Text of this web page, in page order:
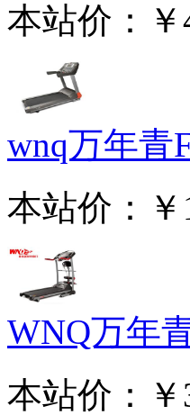
本站价：
wnq万年青
本站价：
WNQ万年
本站价：